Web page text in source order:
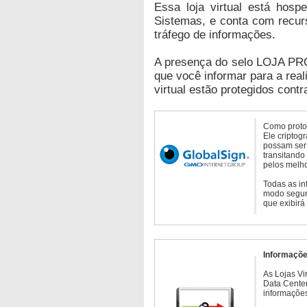
Essa loja virtual está
Sistemas, e conta com
tráfego de informações.
A presença do selo LOJA
que você informar para a
virtual estão protegidos
Como
Ele
possam
transitando
pelos
Todas as
modo
que exibirá
As Lojas
Data